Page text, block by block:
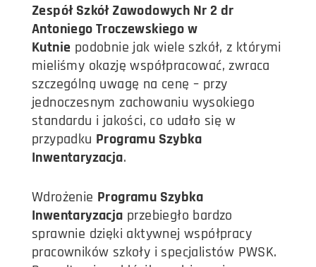
Zespół Szkół Zawodowych Nr 2 dr
Antoniego Troczewskiego w
Kutnie podobnie jak wiele szkół, z którymi
mieliśmy okazję współpracować, zwraca
szczególną uwagę na cenę – przy
jednoczesnym zachowaniu wysokiego
standardu i jakości, co udało się w
przypadku Programu Szybka
Inwentaryzacja.
Wdrożenie Programu Szybka
Inwentaryzacja przebiegło bardzo
sprawnie dzięki aktywnej współpracy
pracowników szkoły i specjalistów PWSK.